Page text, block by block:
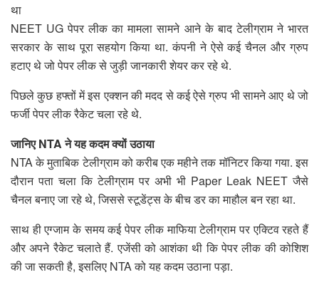
था
NEET UG पेपर लीक का मामला सामने आने के बाद टेलीग्राम ने भारत
सरकार के साथ पूरा सहयोग किया था. कंपनी ने ऐसे कई चैनल और ग्रुप
हटाए थे जो पेपर लीक से जुड़ी जानकारी शेयर कर रहे थे.
पिछले कुछ हफ्तों में इस एक्शन की मदद से कई ऐसे ग्रुप भी सामने आए थे जो
फर्जी पेपर लीक रैकेट चला रहे थे.
जानिए NTA ने यह कदम क्यों उठाया
NTA के मुताबिक टेलीग्राम को करीब एक महीने तक मॉनिटर किया गया. इस
दौरान पता चला कि टेलीग्राम पर अभी भी Paper Leak NEET जैसे
चैनल बनाए जा रहे थे, जिससे स्टूडेंट्स के बीच डर का माहौल बन रहा था.
साथ ही एग्जाम के समय कई पेपर लीक माफिया टेलीग्राम पर एक्टिव रहते हैं
और अपने रैकेट चलाते हैं. एजेंसी को आशंका थी कि पेपर लीक की कोशिश
की जा सकती है, इसलिए NTA को यह कदम उठाना पड़ा.